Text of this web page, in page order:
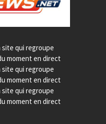
qui regroupe
moment en direct
qui regroupe
moment en direct
qui regroupe
moment en direct